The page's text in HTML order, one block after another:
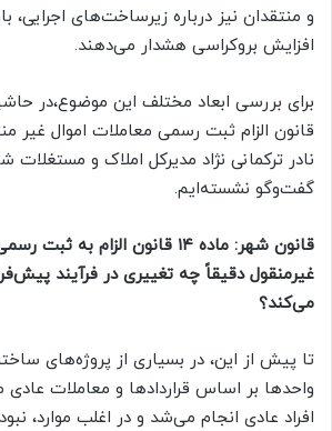
و منتقدان نیز درباره زیرساخت‌های اجرایی،
افزایش بروکراسی هشدار می‌دهند.
برای بررسی ابعاد مختلف این موضوع،در
قانون الزام ثبت رسمی معاملات اموال غیر
نادر ترکمانی نژاد مدیرکل املاک و مستغلات
گفت‌وگو نشسته‌ایم.
قانون شهر: ماده ۱۴ قانون الزام
غیرمنقول دقیقاً چه تغییری در فرآیند
می‌کند؟
تا پیش از این، در بسیاری از پروژه‌های
واحدها بر اساس قراردادها و معاملات عادی
افراد عادی انجام می‌شد و در اغلب موارد،